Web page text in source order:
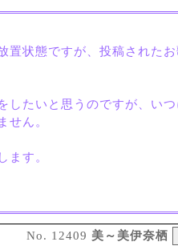
置状態ですが、投稿された
したいと思うのですが、い
せん。
ます。
No. 12409 美～美伊奈栖